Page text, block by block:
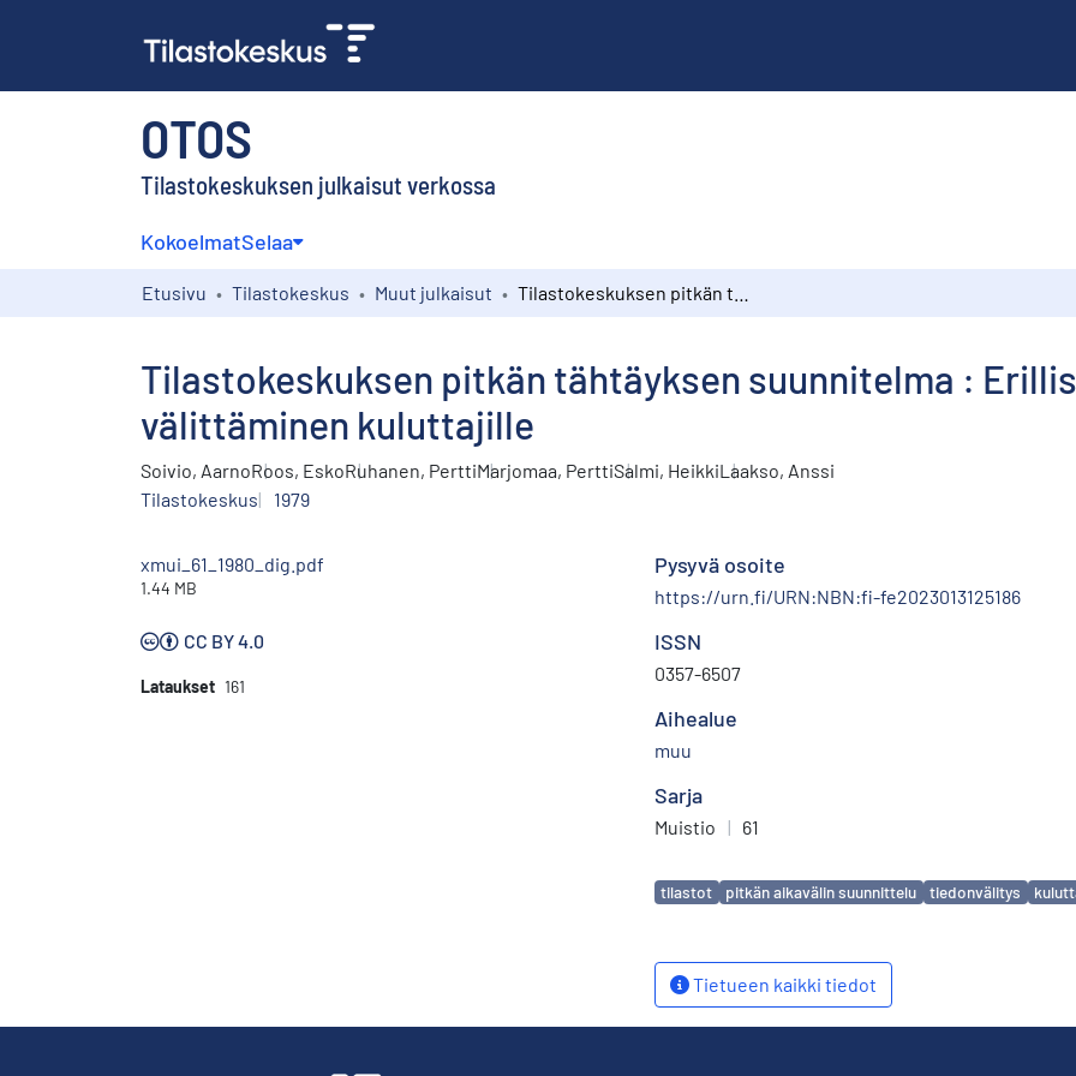
OTOS
Tilastokeskuksen julkaisut verkossa
KokoelmatSelaa
Etusivu Tilastokeskus Muut julkaisut
Tilastokeskuksen pitkän tähtäyksen suunnitelma :
välittäminen kuluttajille
Soivio, AarnoRoos, EskoRuhanen, PerttiMarjomaa, PerttiSalmi, HeikkiLaakso, Anssi
Tilastokeskus
1979
xmui_61_1980_dig.pdf
1.44 MB
CC BY 4.0
Lataukset 161
Pysyvä osoite
https://urn.fi/URN:NBN:fi-fe2023013125186
ISSN
0357-6507
Aihealue
muu
Sarja
Muistio | 61
Avainsanat
tilastot pitkän aikavälin suunnittelu tiedonvälitys
Tietueen kaikki tiedot